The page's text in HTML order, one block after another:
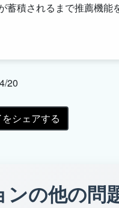
積されるまで推薦機能
20
シェアする
の他の問